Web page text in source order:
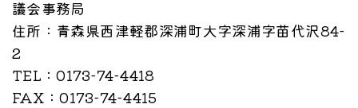
議会事務局
住所 ：青森県西津軽郡深浦町大字深浦字苗代沢84-
2
TEL ：0173-74-4418
FAX ：0173-74-4415